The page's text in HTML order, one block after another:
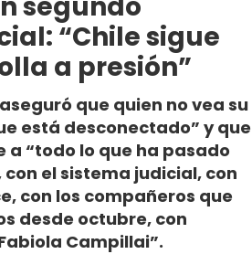
“Chile sigue
a presión”
que quien no vea su
está desconectado” y que
a “todo lo que ha pasado
con el sistema judicial, con
con los compañeros que
desde octubre, con
Campillai”.